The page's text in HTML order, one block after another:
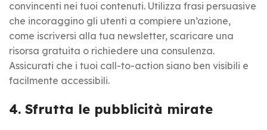
convincenti nei tuoi contenuti. Utilizza frasi persuasive
che incoraggino gli utenti a compiere un’azione,
come iscriversi alla tua newsletter, scaricare una
risorsa gratuita o richiedere una consulenza.
Assicurati che i tuoi call-to-action siano ben visibili e
facilmente accessibili.
4. Sfrutta le pubblicità mirate